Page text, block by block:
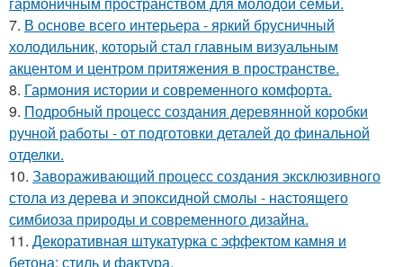
7. В основе всего интерьера - яркий брусничный
холодильник, который стал главным визуальным
акцентом и центром притяжения в пространстве.
8. Гармония истории и современного комфорта.
9. Подробный процесс создания деревянной коробки
ручной работы - от подготовки деталей до финальной
отделки.
10. Завораживающий процесс создания эксклюзивного
стола из дерева и эпоксидной смолы - настоящего
симбиоза природы и современного дизайна.
11. Декоративная штукатурка с эффектом камня и
бетона: стиль и фактура.